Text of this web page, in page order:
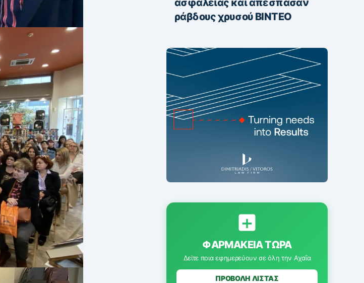
ασφαλείας και απέσπασαν
ράβδους χρυσού ΒΙΝΤΕΟ
ΦΑΡΜΑΚΕΊΑ ΤΏΡΑ
Δείτε ποια εφημερεύουν σε όλη την Αχαΐα
ΠΡΟΒΟΛΗ ΛΙΣΤΑΣ